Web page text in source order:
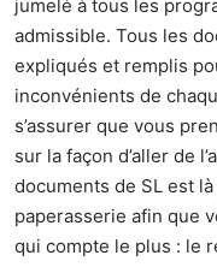
jumelé à tous les
admissible. Tous les
expliqués et remplis
inconvénients de
s’assurer que vous
sur la façon d’aller de
documents de SL est
paperasserie afin que
qui compte le plus : le